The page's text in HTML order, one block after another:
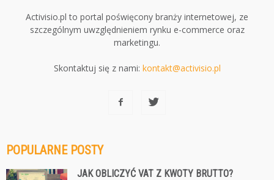
Activisio.pl to portal poświęcony branży internetowej, ze
szczególnym uwzględnieniem rynku e-commerce oraz
marketingu.
Skontaktuj się z nami: kontakt@activisio.pl
POPULARNE POSTY
JAK OBLICZYĆ VAT Z KWOTY BRUTTO?